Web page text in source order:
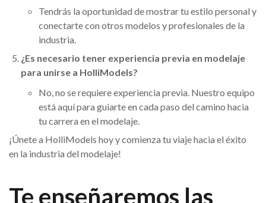
Tendrás la oportunidad de mostrar tu estilo personal y
conectarte con otros modelos y profesionales de la
industria.
¿Es necesario tener experiencia previa en modelaje
para unirse a HolliModels?
No, no se requiere experiencia previa. Nuestro equipo
está aquí para guiarte en cada paso del camino hacia
tu carrera en el modelaje.
¡Únete a HolliModels hoy y comienza tu viaje hacia el éxito
en la industria del modelaje!
Te enseñaremos las